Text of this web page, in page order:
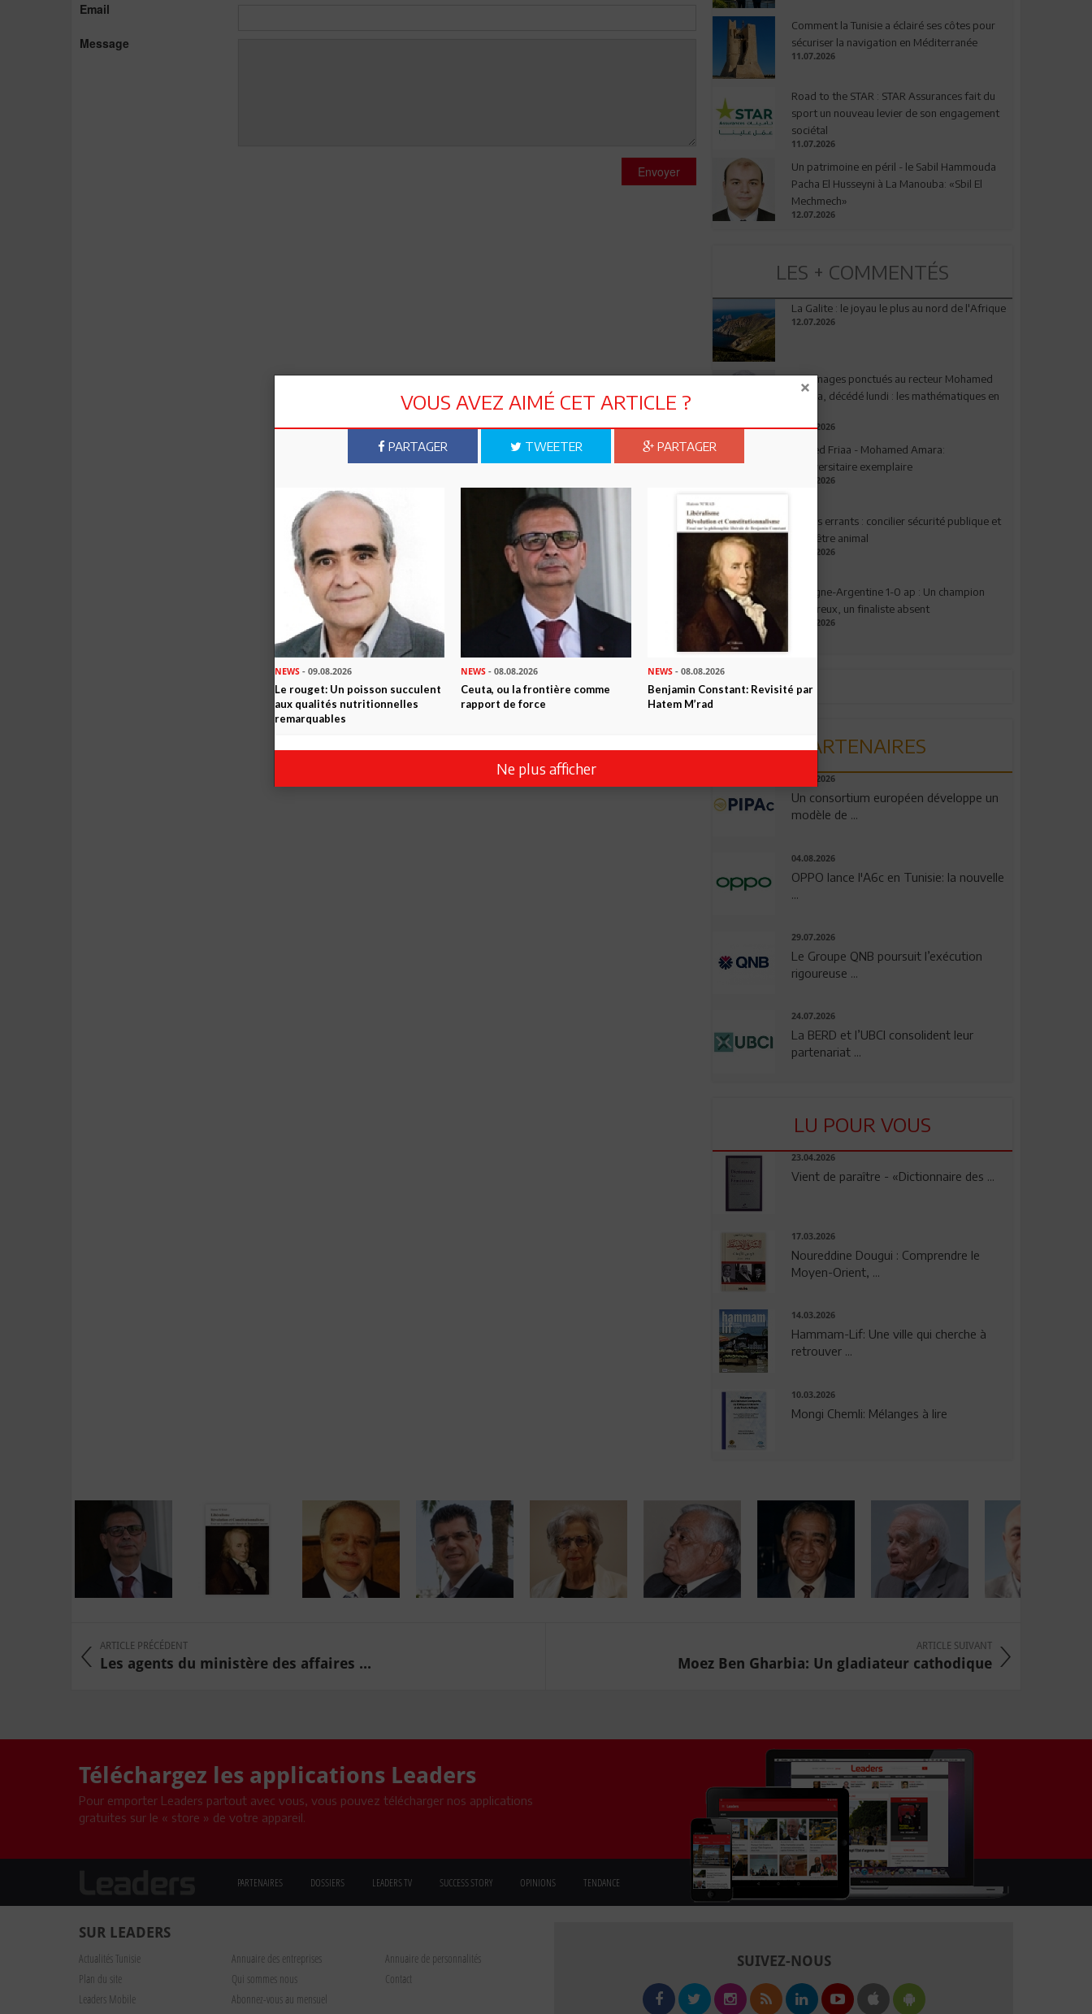
Email
Message
Envoyer
Comment la Tunisie a éclairé ses côtes pour
sécuriser la navigation en Méditerranée
11.07.2026
Road to the STAR : STAR Assurances fait du
sport un nouveau levier de son engagement
sociétal
11.07.2026
Un patrimoine en péril - le Sabil Hammouda
Pacha El Husseyni à La Manouba: «Sbil El
Mechmech»
12.07.2026
LES + COMMENTÉS
La Galite : le joyau le plus au nord de l'Afrique
12.07.2026
Hommages ponctués au recteur Mohamed
Amara, décédé lundi : les mathématiques en
03.08.2026
Ahmed Friaa - Mohamed Amara:
l’Universitaire exemplaire
04.08.2026
Chiens errants : concilier sécurité publique et
bien-être animal
17.07.2026
Espagne-Argentine 1-0 ap : Un champion
valeureux, un finaliste absent
19.07.2026
PARTENAIRES
06.08.2026
Un consortium européen développe un
modèle de ...
04.08.2026
OPPO lance l'A6c en Tunisie: la nouvelle
...
29.07.2026
Le Groupe QNB poursuit l’exécution
rigoureuse ...
24.07.2026
La BERD et l’UBCI consolident leur
partenariat ...
LU POUR VOUS
23.04.2026
Vient de paraître - «Dictionnaire des ...
17.03.2026
Noureddine Dougui : Comprendre le
Moyen-Orient, ...
14.03.2026
Hammam-Lif: Une ville qui cherche à
retrouver ...
10.03.2026
Mongi Chemli: Mélanges à lire
ARTICLE PRÉCÉDENT
Les agents du ministère des affaires ...
ARTICLE SUIVANT
Moez Ben Gharbia: Un gladiateur cathodique
Téléchargez les applications Leaders
Pour emporter Leaders partout avec vous, vous pouvez télécharger nos applications
gratuites sur le « store » de votre appareil.
PARTENAIRES DOSSIERS LEADERS TV SUCCESS STORY OPINIONS TENDANCE
SUR LEADERS
Actualités Tunisie Annuaire des entreprises
Annuaire de personnalités
Plan du site
Qui sommes nous
Contact
Leaders Mobile
Abonnez-vous au mensuel
SUIVEZ-NOUS
VOUS AVEZ AIMÉ CET ARTICLE ?
PARTAGER TWEETER PARTAGER
NEWS - 09.08.2026
Le rouget: Un poisson succulent
aux qualités nutritionnelles
remarquables
NEWS - 08.08.2026
Ceuta, ou la frontière comme
rapport de force
NEWS- 08.08.2026
Benjamin Constant: Revisité par
Hatem M’rad
Ne plus afficher